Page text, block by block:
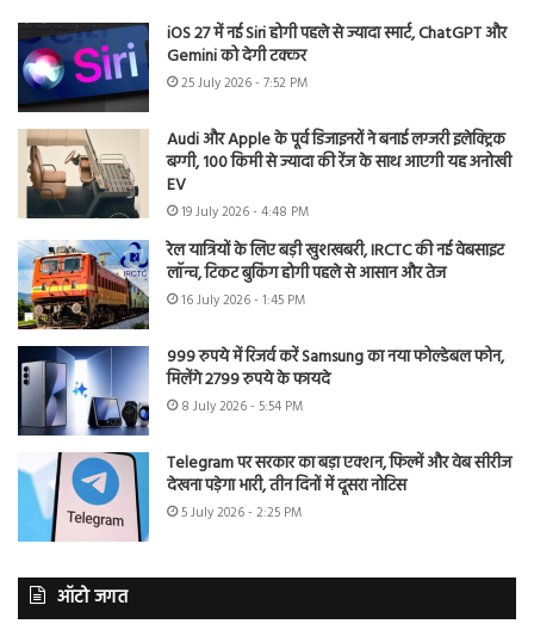
iOS 27 में नई Siri होगी पहले से ज्यादा स्मार्ट, ChatGPT और
Gemini को देगी टक्कर
25 July 2026 - 7:52 PM
Audi और Apple के पूर्व डिजाइनरों ने बनाई लग्जरी इलेक्ट्रिक
बग्गी, 100 किमी से ज्यादा की रेंज के साथ आएगी यह अनोखी
EV
19 July 2026 - 4:48 PM
रेल यात्रियों के लिए बड़ी खुशखबरी, IRCTC की नई वेबसाइट
लॉन्च, टिकट बुकिंग होगी पहले से आसान और तेज
16 July 2026 - 1:45 PM
999 रुपये में रिजर्व करें Samsung का नया फोल्डेबल फोन,
मिलेंगे 2799 रुपये के फायदे
8 July 2026 - 5:54 PM
Telegram पर सरकार का बड़ा एक्शन, फिल्में और वेब सीरीज
देखना पड़ेगा भारी, तीन दिनों में दूसरा नोटिस
5 July 2026 - 2:25 PM
ऑटो जगत